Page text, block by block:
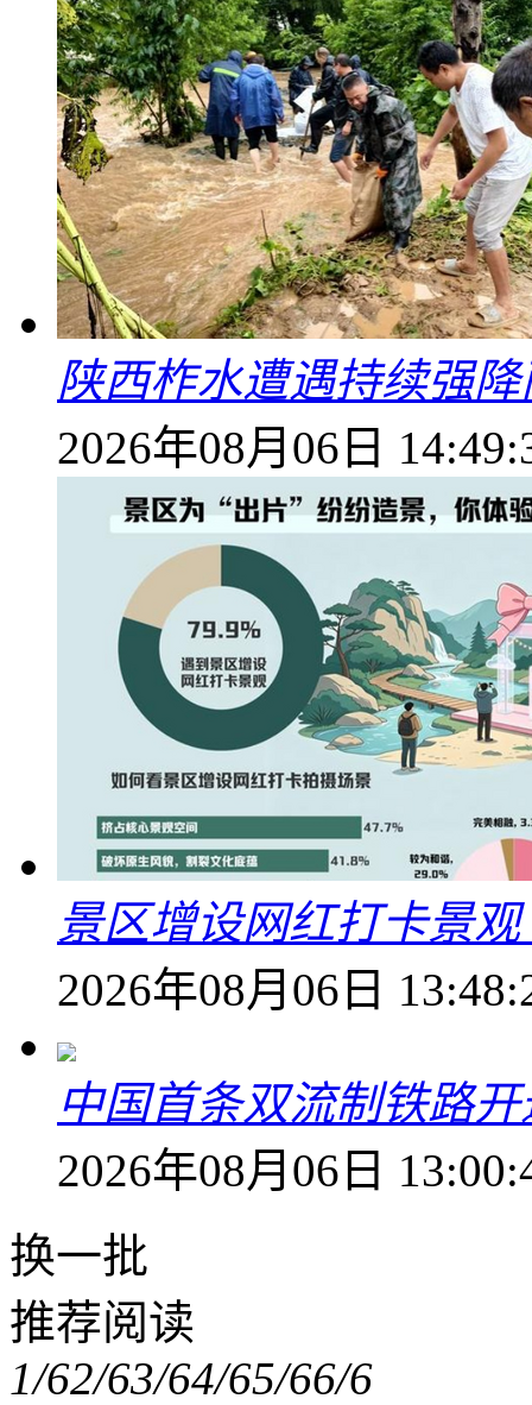
陕西柞水遭遇持续强
2026年08月06日
景区增设网红打卡景
2026年08月06日
中国首条双流制铁路
2026年08月06日
换一批
推荐阅读
1/62/63/64/65/66/6